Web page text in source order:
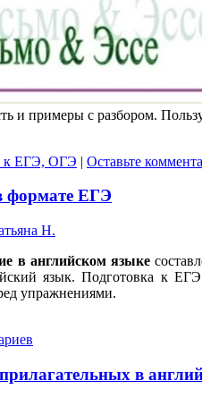
и примеры с разбором.
к ЕГЭ, ОГЭ | Оставьте
формате ЕГЭ
Н.
в английском языке
язык. Подготовка к
упражнениями.
в